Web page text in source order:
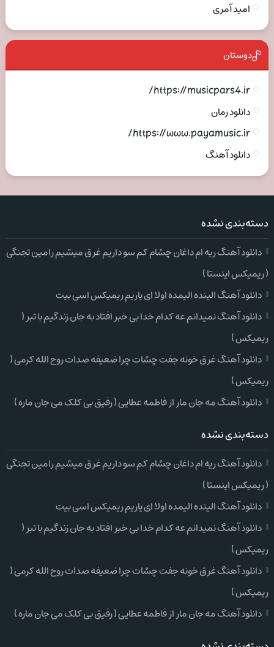
امید آمری
دوستان
https://musicpars4.ir/
دانلود رمان
https://www.payamusic.ir/
دانلود آهنگ
دسته‌بندی نشده
دانلود آهنگ ریه ام داغان چشام کم سو داریم غرق میشیم رامین تجنگی
( ریمیکس اینستا )
دانلود آهنگ الینده الیمده اولا ای یاریم ریمیکس اسی بیت
دانلود آهنگ نمیدانم عه کدام خدا بی خبر افتاد به جان زندگیم با تبر (
ریمیکس )
دانلود آهنگ غرق خونه جفت چشات چرا ضعیفه صدات روح الله کرمی (
ریمیکس )
دانلود آهنگ مه جان مار از فاطمه عطایی ( رفیق بی کلک می جان ماره )
دسته‌بندی نشده
دانلود آهنگ ریه ام داغان چشام کم سو داریم غرق میشیم رامین تجنگی
( ریمیکس اینستا )
دانلود آهنگ الینده الیمده اولا ای یاریم ریمیکس اسی بیت
دانلود آهنگ نمیدانم عه کدام خدا بی خبر افتاد به جان زندگیم با تبر (
ریمیکس )
دانلود آهنگ غرق خونه جفت چشات چرا ضعیفه صدات روح الله کرمی (
ریمیکس )
دانلود آهنگ مه جان مار از فاطمه عطایی ( رفیق بی کلک می جان ماره )